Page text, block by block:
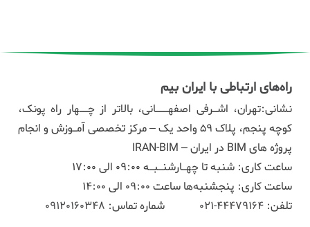
راه‌های ارتباطی با ایران بیم
نشانی:تهران، اشـرفی اصفهـــانی، بالاتر از چــهار راه پونک،
کوچه پنجم، پلاک ۵۹ واحد یک – مرکز تخصصی آمـوزش و انجام
پروژه های BIM در ایران – IRAN-BIM
ساعت کاری: شنبه تا چهـارشنـبـه 09:00 الی 17:00
ساعت کاری: پنجشنبه‌ها ساعت 09:00 الی 14:00
تلفن: 44479164-021 شماره تماس: 09120160348